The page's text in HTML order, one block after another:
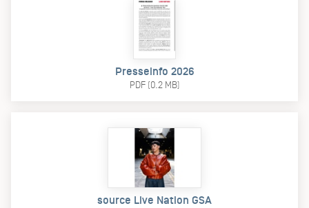
Presseinfo 2026
PDF (0.2 MB)
source Live Nation GSA